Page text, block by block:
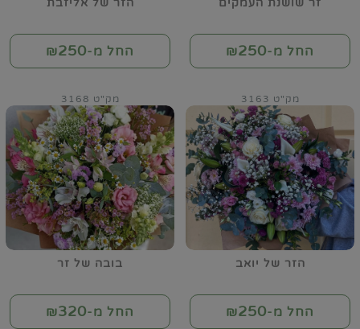
זר שושנת העמקים
החל מ-₪250
הזר של אליזבת
החל מ-₪250
הזר של יואב
מק"ט 3163
החל מ-₪250
בובה של זר
מק"ט 3168
החל מ-₪320